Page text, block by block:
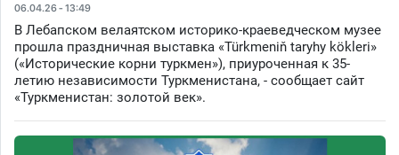
06.04.26 - 13:49
В Лебапском велаятском историко-краеведческом музее
прошла праздничная выставка «Türkmeniň taryhy kökleri»
(«Исторические корни туркмен»), приуроченная к 35-
летию независимости Туркменистана, - сообщает сайт
«Туркменистан: золотой век».